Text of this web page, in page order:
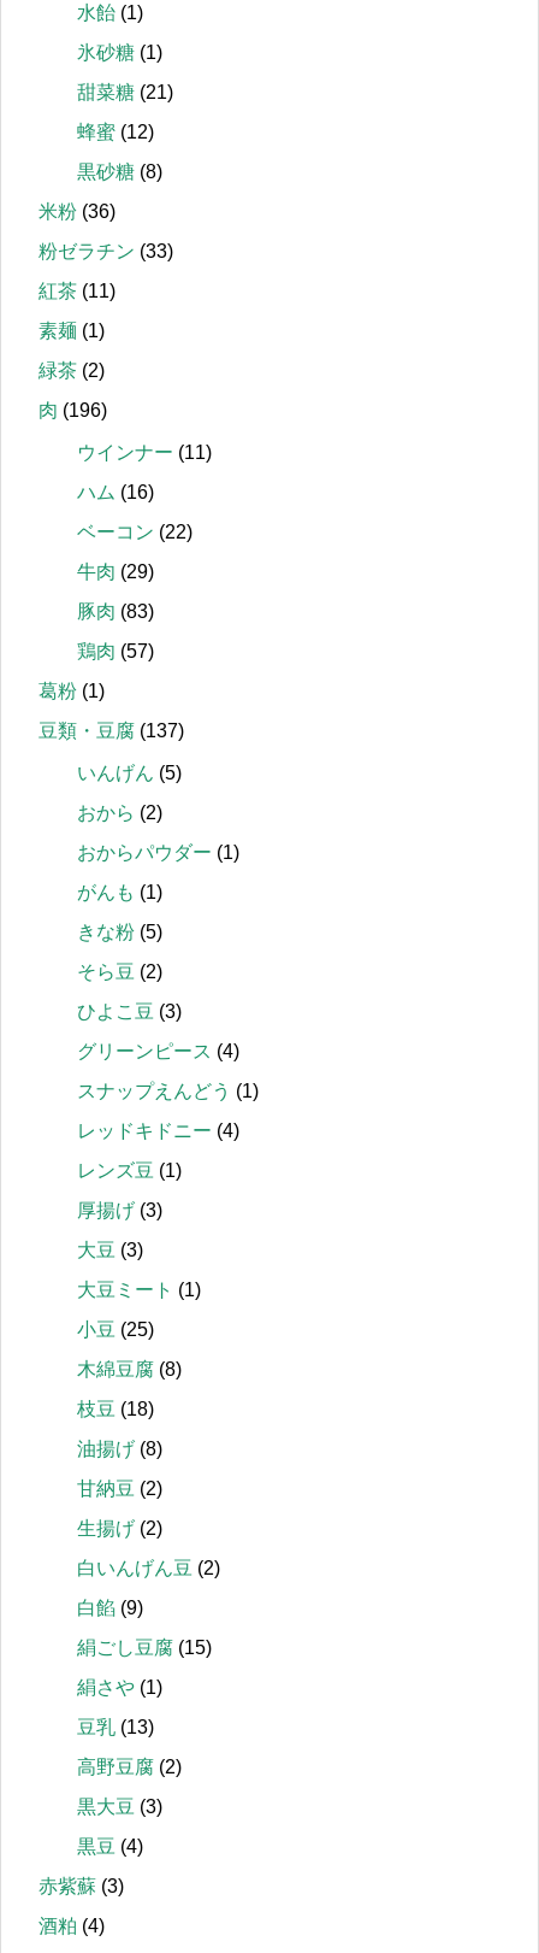
水飴 (1)
氷砂糖 (1)
甜菜糖 (21)
蜂蜜 (12)
黒砂糖 (8)
米粉 (36)
粉ゼラチン (33)
紅茶 (11)
素麺 (1)
緑茶 (2)
肉 (196)
ウインナー (11)
ハム (16)
ベーコン (22)
牛肉 (29)
豚肉 (83)
鶏肉 (57)
葛粉 (1)
豆類・豆腐 (137)
いんげん (5)
おから (2)
おからパウダー (1)
がんも (1)
きな粉 (5)
そら豆 (2)
ひよこ豆 (3)
グリーンピース (4)
スナップえんどう (1)
レッドキドニー (4)
レンズ豆 (1)
厚揚げ (3)
大豆 (3)
大豆ミート (1)
小豆 (25)
木綿豆腐 (8)
枝豆 (18)
油揚げ (8)
甘納豆 (2)
生揚げ (2)
白いんげん豆 (2)
白餡 (9)
絹ごし豆腐 (15)
絹さや (1)
豆乳 (13)
高野豆腐 (2)
黒大豆 (3)
黒豆 (4)
赤紫蘇 (3)
酒粕 (4)